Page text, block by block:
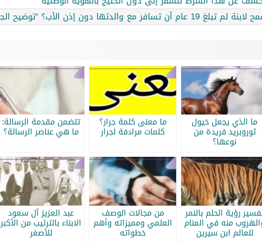
دون إذن الأب؟ “توضيح الجوازات”
ما الذي يجعل خيول
ثوروبريد فريدة من
نوعها؟
ما معنى كلمة جرار؟
كلمات مرادفة لجرار
تتضمن مقدمة الرسالة:
ما هي عناصر الرسالة؟
رؤية الحلم بالنمر
منه في المنام
للعالم ابن سيرين
من مجالات الوصف
العلمي ومميزاته وأهم
خطواته
عبد العزيز آل سعود
الابناء بالترتيب من الأكبر
للأصغر